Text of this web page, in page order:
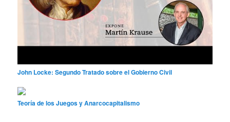
John Locke: Segundo Tratado sobre el Gobierno Civil
Teoría de los Juegos y Anarcocapitalismo